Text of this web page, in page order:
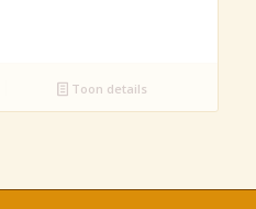
Toon details